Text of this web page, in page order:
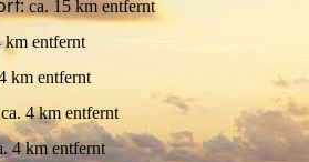
ca. 15 km entfernt
km entfernt
km entfernt
ca. 4 km entfernt
4 km entfernt